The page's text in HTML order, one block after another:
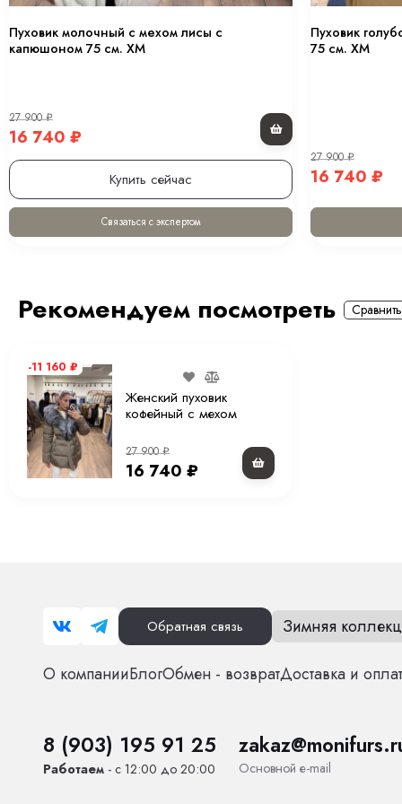
Пуховик молочный с мехом лисы с
капюшоном 75 см. XM
27 900₽
16 740 ₽
Купить сейчас
Связаться с экспертом
Пуховик
75 см. XM
27 900₽
16 740 ₽
Рекомендуем посмотреть
-11 160 ₽
Женский пуховик
кофейный с мехом
капюшоном 75 см
27 900₽
16 740₽
Обратная связь Зимняя
О компанииБлогОбмен - возвратДоставка и
8 (903) 195 91 25
Работаем - с 12:00 до 20:00 Основной е-mail